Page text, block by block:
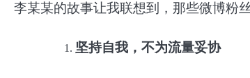
李某某的故事让我联想到，那些微博粉
坚持自我，不为流量妥协